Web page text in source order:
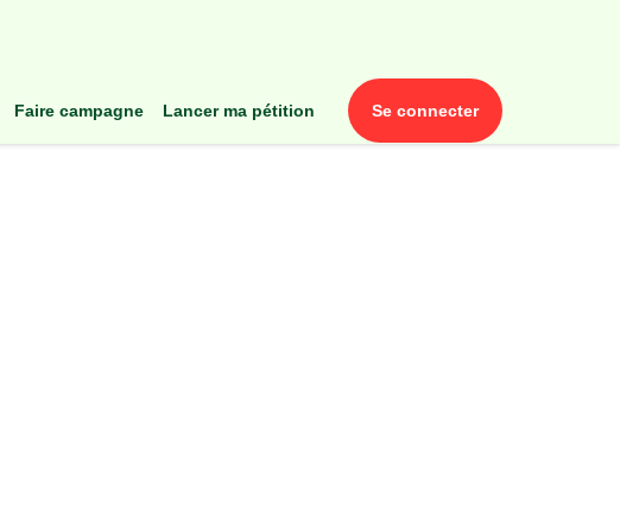
faire campagne lancer ma pétition se connecter